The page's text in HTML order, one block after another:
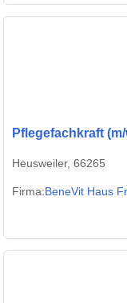
Pflegefachkraft
Heusweiler, 66265
Firma:BeneVit Haus